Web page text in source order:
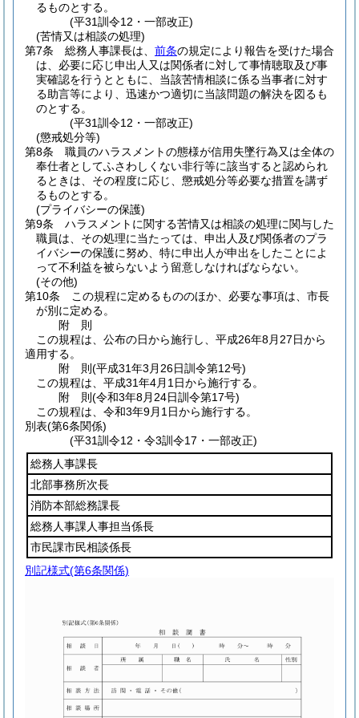
るものとする。
(平31訓令12・一部改正)
(苦情又は相談の処理)
第7条
総務人事課長は、 前条の規定により報告を受けた場合
は、必要に応じ申出人又は関係者に対して事情聴取及び事
実確認を行うとともに、当該苦情相談に係る当事者に対す
る助言等により、迅速かつ適切に当該問題の解決を図るも
のとする。
(平31訓令12・一部改正)
(懲戒処分等)
第8条
職員のハラスメントの態様が信用失墜行為又は全体の
奉仕者としてふさわしくない非行等に該当すると認められ
るときは、その程度に応じ、懲戒処分等必要な措置を講ず
るものとする。
(プライバシーの保護)
第9条
ハラスメントに関する苦情又は相談の処理に関与した
職員は、その処理に当たっては、申出人及び関係者のプラ
イバシーの保護に努め、特に申出人が申出をしたことによ
って不利益を被らないよう留意しなければならない。
(その他)
第10条
この規程に定めるもののほか、必要な事項は、市長
が別に定める。
附 則
この規程は、公布の日から施行し、平成26年8月27日から
適用する。
附 則(平成31年3月26日訓令第12号)
この規程は、平成31年4月1日から施行する。
附 則(令和3年8月24日訓令第17号)
この規程は、令和3年9月1日から施行する。
別表(第6条関係)
(平31訓令12・令3訓令17・一部改正)
総務人事課長
北部事務所次長
消防本部総務課長
総務人事課人事担当係長
市民課市民相談係長
別記様式(第6条関係)